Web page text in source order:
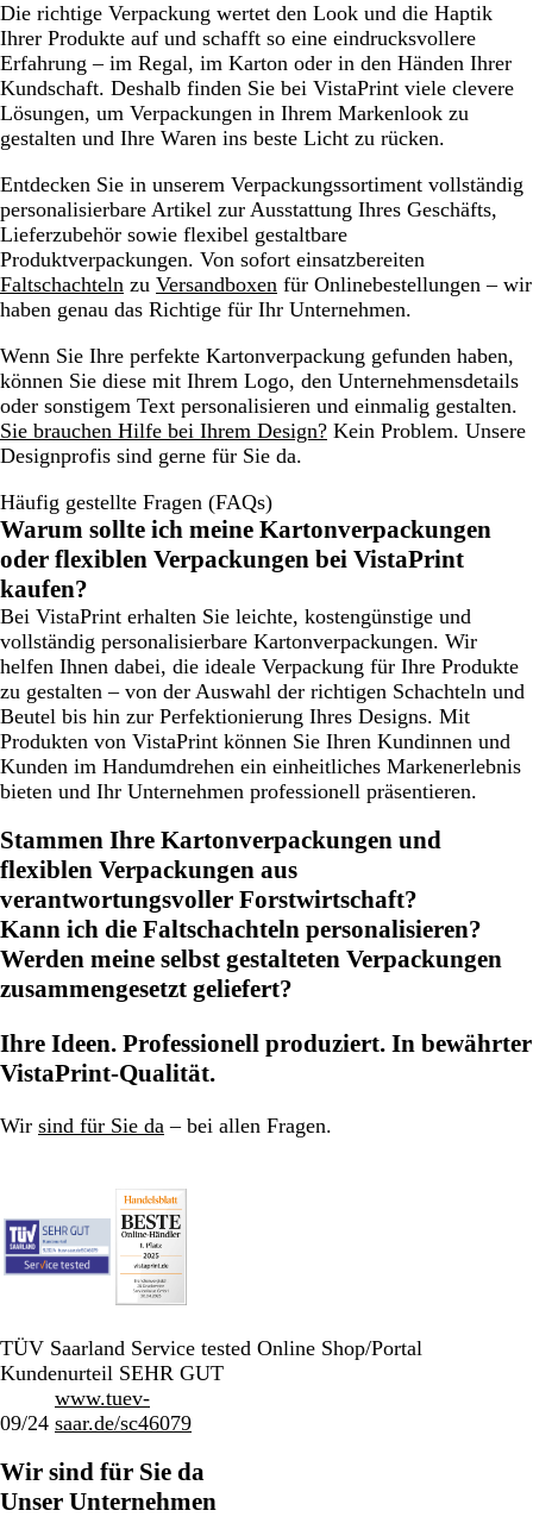
Die richtige Verpackung wertet den Look und die Haptik
Ihrer Produkte auf und schafft so eine eindrucksvollere
Erfahrung – im Regal, im Karton oder in den Händen Ihrer
Kundschaft. Deshalb finden Sie bei VistaPrint viele clevere
Lösungen, um Verpackungen in Ihrem Markenlook zu
gestalten und Ihre Waren ins beste Licht zu rücken.
Entdecken Sie in unserem Verpackungssortiment vollständig
personalisierbare Artikel zur Ausstattung Ihres Geschäfts,
Lieferzubehör sowie flexibel gestaltbare
Produktverpackungen. Von sofort einsatzbereiten
Faltschachteln zu Versandboxen für Onlinebestellungen – wir
haben genau das Richtige für Ihr Unternehmen.
Wenn Sie Ihre perfekte Kartonverpackung gefunden haben,
können Sie diese mit Ihrem Logo, den Unternehmensdetails
oder sonstigem Text personalisieren und einmalig gestalten.
Sie brauchen Hilfe bei Ihrem Design? Kein Problem. Unsere
Designprofis sind gerne für Sie da.
Häufig gestellte Fragen (FAQs)
Warum sollte ich meine Kartonverpackungen
oder flexiblen Verpackungen bei VistaPrint
kaufen?
Bei VistaPrint erhalten Sie leichte, kostengünstige und
vollständig personalisierbare Kartonverpackungen. Wir
helfen Ihnen dabei, die ideale Verpackung für Ihre Produkte
zu gestalten – von der Auswahl der richtigen Schachteln und
Beutel bis hin zur Perfektionierung Ihres Designs. Mit
Produkten von VistaPrint können Sie Ihren Kundinnen und
Kunden im Handumdrehen ein einheitliches Markenerlebnis
bieten und Ihr Unternehmen professionell präsentieren.
Stammen Ihre Kartonverpackungen und
flexiblen Verpackungen aus
verantwortungsvoller Forstwirtschaft?
Kann ich die Faltschachteln personalisieren?
Werden meine selbst gestalteten Verpackungen
zusammengesetzt geliefert?
Ihre Ideen. Professionell produziert. In bewährter
VistaPrint-Qualität.
Wir sind für Sie da – bei allen Fragen.
TÜV Saarland Service tested Online Shop/Portal
Kundenurteil SEHR GUT
09/24
www.tuev-
saar.de/sc46079
Wir sind für Sie da
Unser Unternehmen